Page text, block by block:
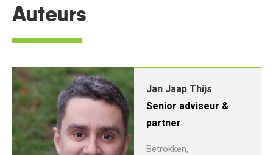
Auteurs
Jan Jaap Thijs
Senior adviseur &
partner
Betrokken,